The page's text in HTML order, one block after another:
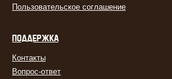
Пользовательское соглашение
ПОДДЕРЖКА
Контакты
Вопрос-ответ